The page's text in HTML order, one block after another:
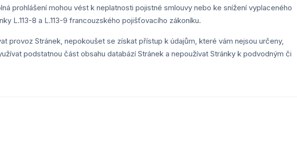
prohlášení mohou vést k neplatnosti pojistné smlouvy nebo ke snížení vyplaceného
L.113-8 a L.113-9 francouzského pojišťovacího zákoníku.
provoz Stránek, nepokoušet se získat přístup k údajům, které vám nejsou určeny,
podstatnou část obsahu databází Stránek a nepoužívat Stránky k podvodným či